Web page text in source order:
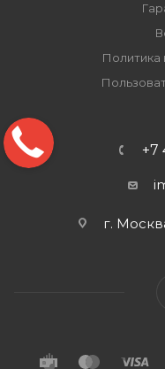
Политика
+7
г.